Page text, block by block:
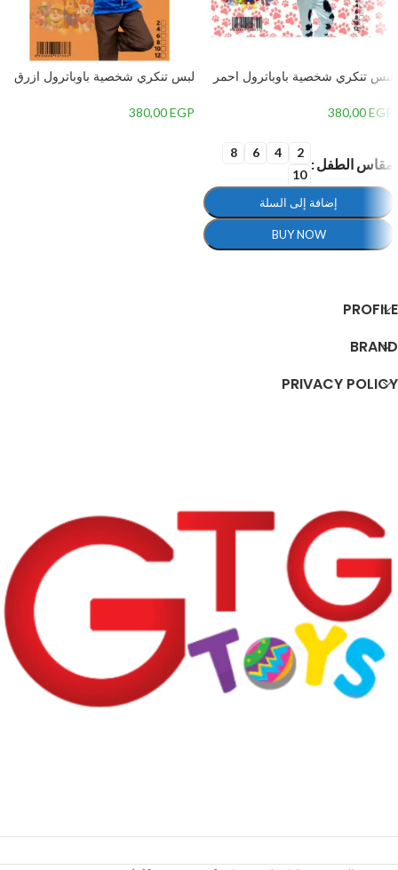
لبس تنكري شخصية باوباترول احمر
380,00EGP
مقاس الطفل
2
4
6
8
10
إضافة إلى السلة
BUY NOW
لبس تنكري شخصية باوباترول ازرق
380,00EGP
PROFILE
BRAND
PRIVACY POLICY